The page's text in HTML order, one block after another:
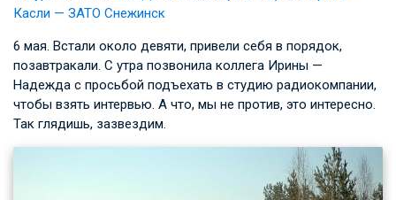
Касли — ЗАТО Снежинск
6 мая. Встали около девяти, привели себя в порядок,
позавтракали. С утра позвонила коллега Ирины —
Надежда с просьбой подъехать в студию радиокомпании,
чтобы взять интервью. А что, мы не против, это интересно.
Так глядишь, зазвездим.